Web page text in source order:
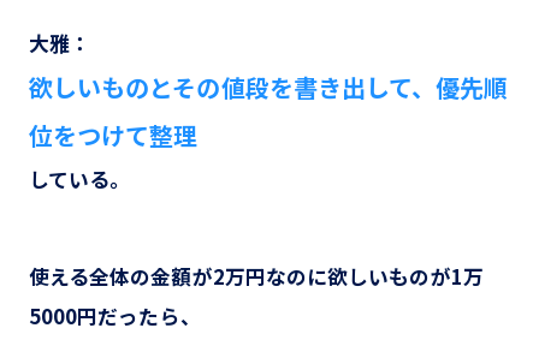
大雅：
欲しいものとその値段を書き出して、優先順
位をつけて整理
している。
使える全体の金額が2万円なのに欲しいものが1万
5000円だったら、